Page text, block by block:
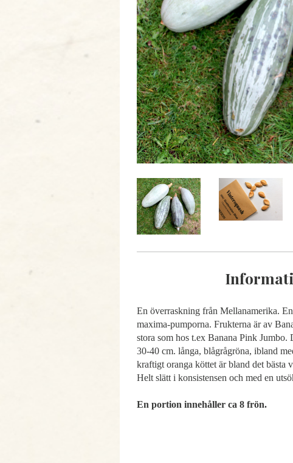
En överraskning från Mellanamerika.
maxima-pumporna. Frukterna är av
stora som hos t.ex Banana Pink Jumbo.
30-40 cm. långa, blågrågröna, ibland
kraftigt oranga köttet är bland det bästa
Helt slätt i konsistensen och med en
En portion innehåller ca 8 frön.